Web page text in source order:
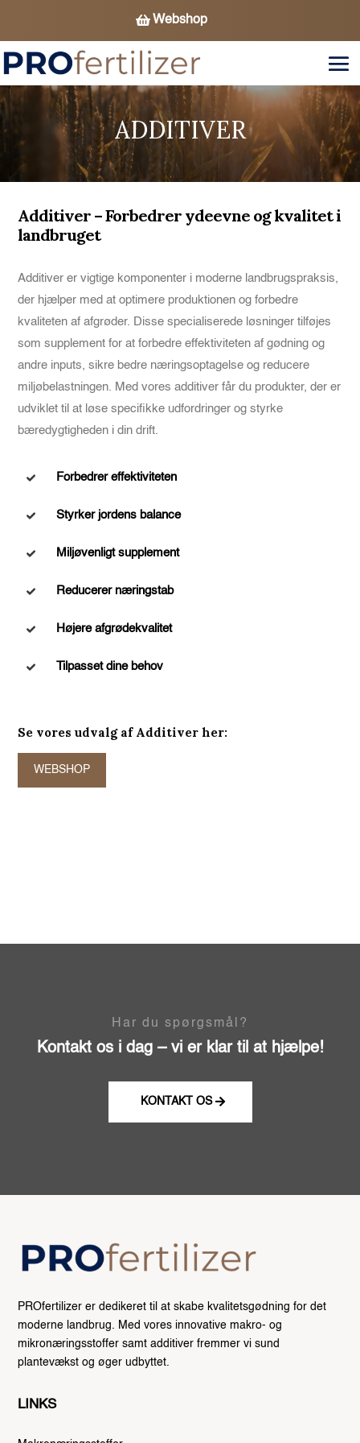
Webshop
ADDITIVER
Additiver – Forbedrer ydeevne og kvalitet i
landbruget
Additiver er vigtige komponenter i moderne landbrugspraksis,
der hjælper med at optimere produktionen og forbedre
kvaliteten af afgrøder. Disse specialiserede løsninger tilføjes
som supplement for at forbedre effektiviteten af gødning og
andre inputs, sikre bedre næringsoptagelse og reducere
miljøbelastningen. Med vores additiver får du produkter, der er
udviklet til at løse specifikke udfordringer og styrke
bæredygtigheden i din drift.
Forbedrer effektiviteten
Styrker jordens balance
Miljøvenligt supplement
Reducerer næringstab
Højere afgrødekvalitet
Tilpasset dine behov
Se vores udvalg af Additiver her:
WEBSHOP
Har du spørgsmål?
Kontakt os i dag – vi er klar til at hjælpe!
KONTAKT OS
PROfertilizer er dedikeret til at skabe kvalitetsgødning for det
moderne landbrug. Med vores innovative makro- og
mikronæringsstoffer samt additiver fremmer vi sund
plantevækst og øger udbyttet.
LINKS